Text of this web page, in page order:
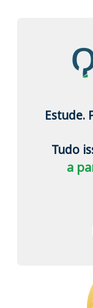
Estude.
Tudo
a